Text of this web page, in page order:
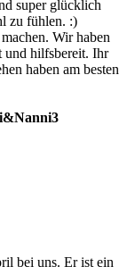
super glücklich
zu fühlen. :)
Wir haben
und hilfsbereit. Ihr
haben am besten
bei uns. Er ist ein